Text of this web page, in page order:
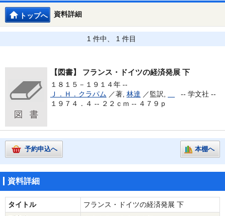
資料詳細
トップへ
1 件中、 1 件目
【図書】 フランス・ドイツの経済発展 下
１８１５－１９１４年 --
Ｊ．Ｈ．クラパム ／著, 林達 ／監訳, -- 学文社 --
１９７４．４ -- ２２ｃｍ -- ４７９ｐ
予約申込へ 本棚へ
資料詳細
タイトル
フランス・ドイツの経済発展 下